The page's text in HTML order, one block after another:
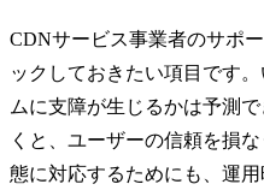
CDNサービス事業者のサポ
ックしておきたい項目です
ムに支障が生じるかは予測
くと、ユーザーの信頼を損
態に対応するためにも、運